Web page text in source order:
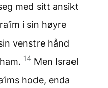
med sitt ansikt
i sin høyre
venstre hånd
14 Men Israel
hode, enda